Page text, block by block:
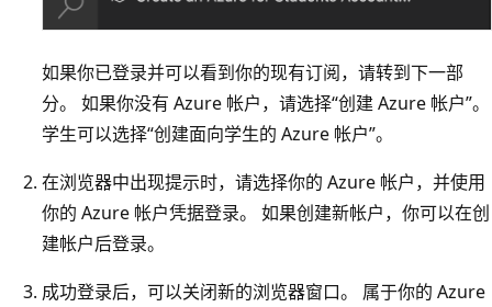
如果你已登录并可以看到你的现有订阅，请转到下一部
分。 如果你没有 Azure 帐户，请选择“创建 Azure 帐户”。
学生可以选择“创建面向学生的 Azure 帐户”。
在浏览器中出现提示时，请选择你的 Azure 帐户，并使用
你的 Azure 帐户凭据登录。 如果创建新帐户，你可以在创
建帐户后登录。
成功登录后，可以关闭新的浏览器窗口。 属于你的 Azure